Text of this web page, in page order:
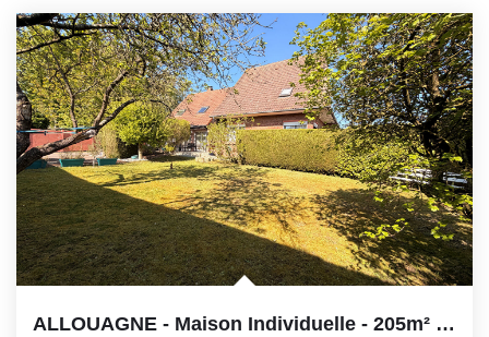
ALLOUAGNE - Maison Individuelle - 205m² - 4 Chambres -...